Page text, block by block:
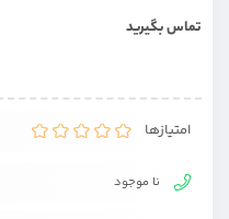
تماس بگیرید
امتیازها
نا موجود